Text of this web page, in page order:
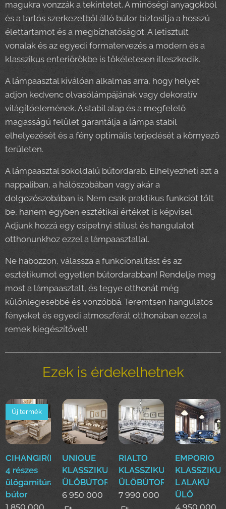
magukra vonzzák a tekintetet. A minőségi anyagokból
és a tartós szerkezetből álló bútor biztosítja a hosszú
élettartamot és a megbízhatóságot. A letisztult
vonalak és az egyedi formatervezés a modern és a
klasszikus enteriőrökbe is tökéletesen illeszkedik.
A lámpaasztal kiválóan alkalmas arra, hogy helyet
adjon kedvenc olvasólámpájának vagy dekoratív
világítóelemének. A stabil alap és a megfelelő
magasságú felület garantálja a lámpa stabil
elhelyezését és a fény optimális terjedését a környező
területen.
A lámpaasztal sokoldalú bútordarab. Elhelyezheti azt a
nappaliban, a hálószobában vagy akár a
dolgozószobában is. Nem csak praktikus funkciót tölt
be, hanem egyben esztétikai értéket is képvisel.
Adjunk hozzá egy csipetnyi stílust és hangulatot
otthonunkhoz ezzel a lámpaasztallal.
Ne habozzon, válassza a funkcionalitást és az
esztétikumot egyetlen bútordarabban! Rendelje meg
most a lámpaasztalt, és tegye otthonát még
különlegesebbé és vonzóbbá. Teremtsen hangulatos
fényeket és egyedi atmoszférát otthonában ezzel a
remek kiegészítővel!
Ezek is érdekelhetnek
CIHANGIR(DASE)Klasszikus
4 részes
ülőgarnitúra
bútor
Új termék
1 850 000
UNIQUE
KLASSZIKUS
ÜLŐBÚTOR
6 950 000
RIALTO
KLASSZIKUS
ÜLŐBÚTOR
7 990 000
EMPORIO
KLASSZIKUS
L ALAKÚ
ÜLŐ
4 950 000